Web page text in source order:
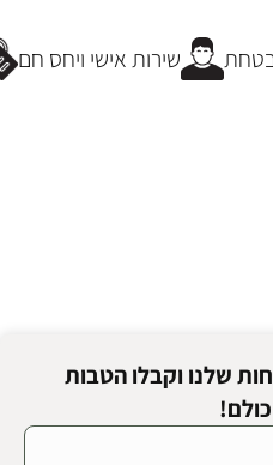
שירות אישי ויחס חם
שלנו וקבלו הטבות